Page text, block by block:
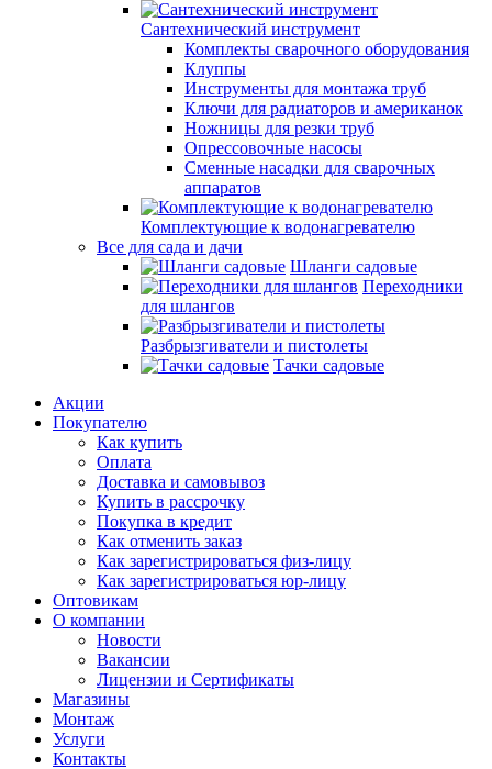
Сантехнический инструмент
Комплекты сварочного оборудования
Клуппы
Инструменты для монтажа труб
Ключи для радиаторов и американок
Ножницы для резки труб
Опрессовочные насосы
Сменные насадки для сварочных
аппаратов
Комплектующие к водонагревателю
Все для сада и дачи
Шланги садовые
Переходники
для шлангов
Разбрызгиватели и пистолеты
Тачки садовые
Акции
Покупателю
Как купить
Оплата
Доставка и самовывоз
Купить в рассрочку
Покупка в кредит
Как отменить заказ
Как зарегистрироваться физ-лицу
Как зарегистрироваться юр-лицу
Оптовикам
О компании
Новости
Вакансии
Лицензии и Сертификаты
Магазины
Монтаж
Услуги
Контакты